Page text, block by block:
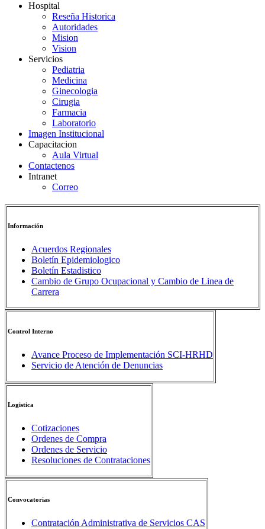
Hospital
Reseña Historica
Autoridades
Mision
Vision
Servicios
Pediatria
Medicina
Ginecologia
Cirugia
Farmacia
Laboratorio
Imagen Institucional
Capacitacion
Aula Virtual
Contactenos
Intranet
Correo
Información
Acuerdos Regionales
Boletín Epidemiologico
Boletín Estadistico
Cambio de Grupo Ocupacional y Cambio de Linea de
Carrera
Control Interno
Avance Proceso de Implementación SCI-HRHD
Servicio de Atención de Denuncias
Logistica
Cotizaciones
Ordenes de Compra
Ordenes de Servicio
Resoluciones de Contrataciones
Convocatorias
Contratación Administrativa de Servicios CAS